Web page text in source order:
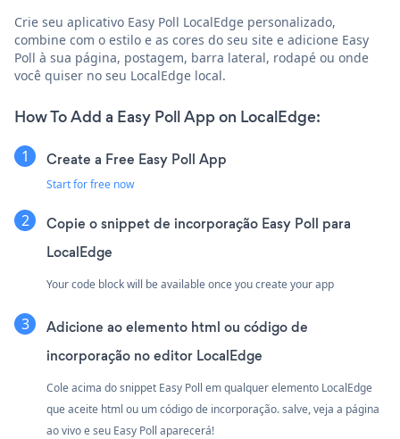
Crie seu aplicativo Easy Poll LocalEdge personalizado,
combine com o estilo e as cores do seu site e adicione Easy
Poll à sua página, postagem, barra lateral, rodapé ou onde
você quiser no seu LocalEdge local.
How To Add a Easy Poll App on LocalEdge:
Create a Free Easy Poll App
Start for free now
Copie o snippet de incorporação Easy Poll para
LocalEdge
Your code block will be available once you create your app
Adicione ao elemento html ou código de
incorporação no editor LocalEdge
Cole acima do snippet Easy Poll em qualquer elemento LocalEdge
que aceite html ou um código de incorporação. salve, veja a página
ao vivo e seu Easy Poll aparecerá!